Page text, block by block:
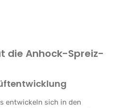
die Anhock-Spreiz-
entwickeln sich in den